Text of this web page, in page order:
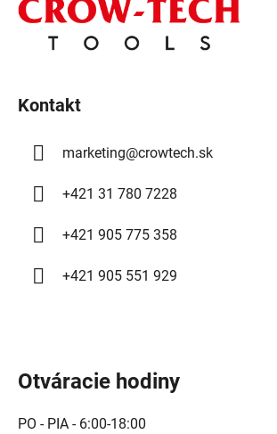
Kontakt
marketing@crowtech.sk
+421 31 780 7228
+421 905 775 358
+421 905 551 929
Otváracie hodiny
PO - PIA - 6:00-18:00